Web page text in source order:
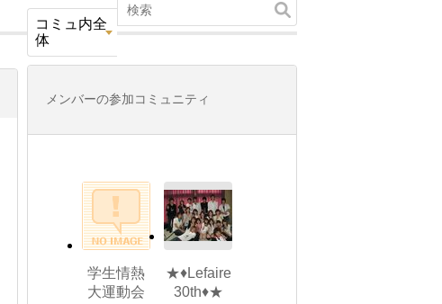
コミュ内全
体
メンバーの参加コミュニティ
学生情熱
大運動会
★♦Lefaire
30th♦★